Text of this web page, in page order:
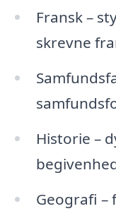
Fransk –
skrevne
Historie –
Geografi –